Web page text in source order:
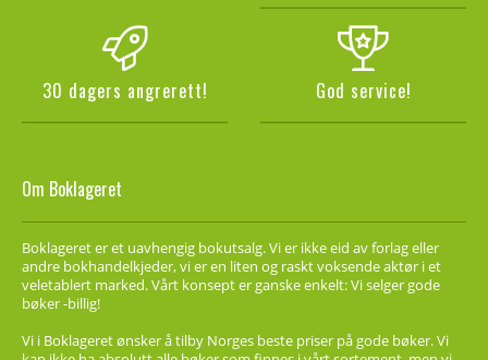
30 dagers angrerett! God service!
Om Boklageret
Boklageret er et uavhengig bokutsalg. Vi er ikke eid av forlag eller
andre bokhandelkjeder, vi er en liten og raskt voksende aktør i et
veletablert marked. Vårt konsept er ganske enkelt: Vi selger gode
bøker -billig!
Vi i Boklageret ønsker å tilby Norges beste priser på gode bøker. Vi